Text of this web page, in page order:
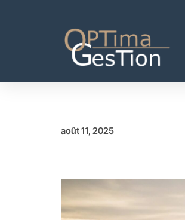
août 11, 2025